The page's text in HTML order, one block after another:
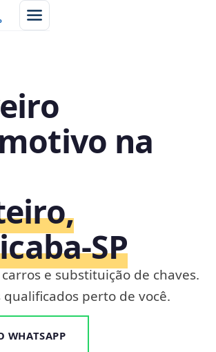
na
e substituição de chaves.
qualificados perto de você.
WHATSAPP